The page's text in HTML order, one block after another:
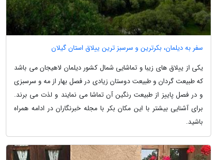
سفر به دیلمان، بکرترین و سرسبز ترین ییلاق استان گیلان
یکی از ییلاق های زیبا و تماشایی شمال کشور دیلمان لاهیجان می باشد
که طبیعت گردان و طبیعت دوستان زیادی در فصل بهار از مه و سرسبزی
و در فصل پاییز از طبیعت رنگین آن تماشا می نمایند و لذت می برند.
برای آشنایی بیشتر با این مکان بکر با مجله خبرنگاران در ادامه همراه
باشید.